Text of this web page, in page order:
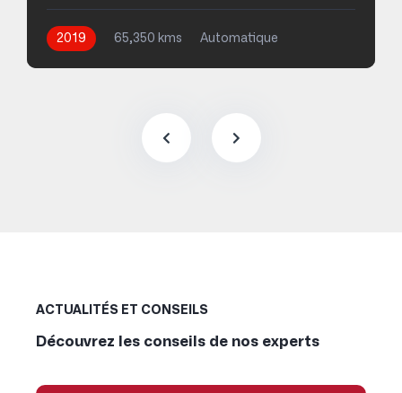
2019 65,350 kms
Automatique
ACTUALITÉS ET CONSEILS
Découvrez les conseils de nos experts